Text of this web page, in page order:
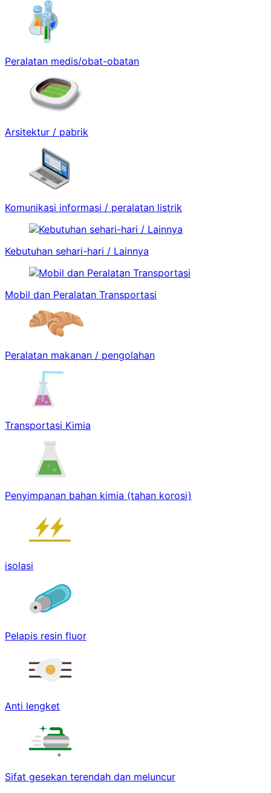
Peralatan medis/obat-obatan
Arsitektur / pabrik
Komunikasi informasi / peralatan listrik
Kebutuhan sehari-hari / Lainnya
Mobil dan Peralatan Transportasi
Peralatan makanan / pengolahan
Transportasi Kimia
Penyimpanan bahan kimia (tahan korosi)
isolasi
Pelapis resin fluor
Anti lengket
Sifat gesekan terendah dan meluncur